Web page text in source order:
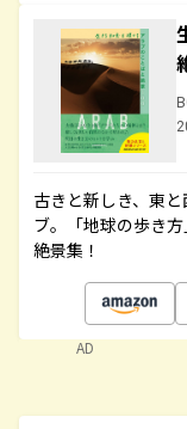
古きと新しき、東
ブ。「地球の歩き
絶景集！
AD